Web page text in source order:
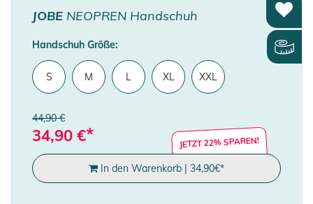
JOBE NEOPREN Handschuh
Handschuh Größe:
S M L XL XXL
44,90 €
34,90 €* JETZT 22% SPAREN!
In den Warenkorb | 34,90€*